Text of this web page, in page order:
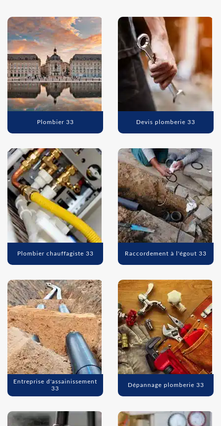
Plombier 33 Devis plomberie 33
Plombier chauffagiste 33 Raccordement à l'égout 33
Entreprise d'assainissement
33
Dépannage plomberie 33